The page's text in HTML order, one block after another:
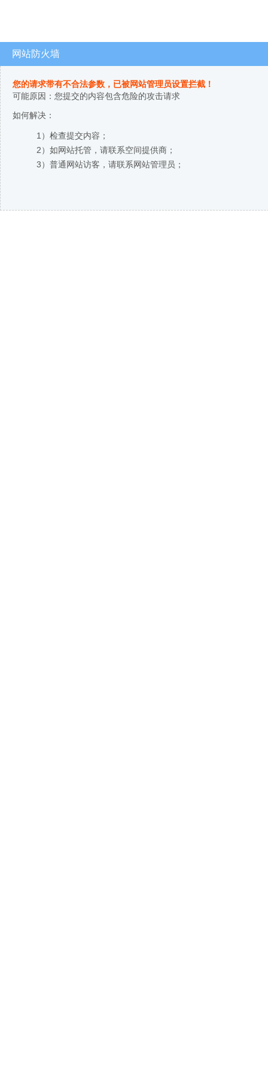
网站防火墙
您的请求带有不合法参数，已被网站管理员设置拦截！
可能原因：您提交的内容包含危险的攻击请求
如何解决：
1）检查提交内容；
2）如网站托管，请联系空间提供商；
3）普通网站访客，请联系网站管理员；